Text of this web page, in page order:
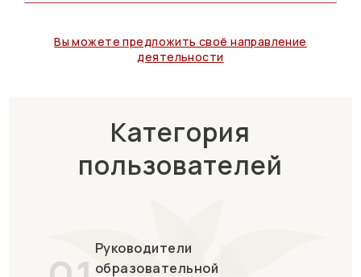
Вы можете предложить своё направление
деятельности
Категория
пользователей
Руководители
образовательной